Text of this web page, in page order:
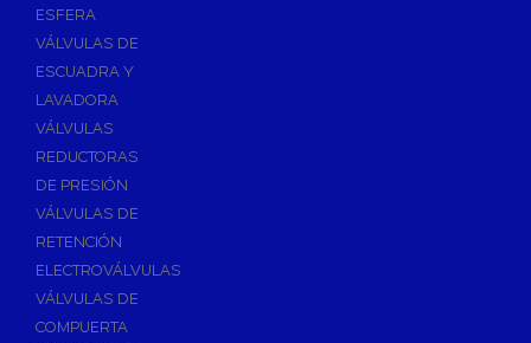
ESFERA
VÁLVULAS DE
ESCUADRA Y
LAVADORA
VÁLVULAS
REDUCTORAS
DE PRESIÓN
VÁLVULAS DE
RETENCIÓN
ELECTROVÁLVULAS
VÁLVULAS DE
COMPUERTA